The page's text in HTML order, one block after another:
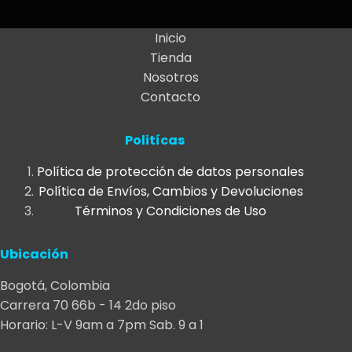
$25.000
Las
página
de
producto
Inicio
Tienda
Nosotros
Contacto
Politícas
Política de protección de datos personales
Política de Envíos, Cambios y Devoluciones
Términos y Condiciones de Uso
Ubicación
Bogotá, Colombia
Carrera 70 66b - 14 2do piso
Horario: L-V 9am a 7pm Sab. 9 a 1